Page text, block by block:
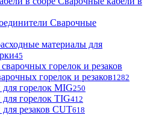
Сварочные
материалы для
45
горелок и резаков1282
для горелок MIG250
горелок TIG412
резаков CUT618